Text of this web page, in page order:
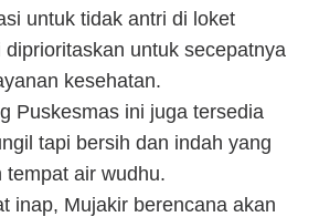
untuk tidak antri di loket
untuk secepatnya
kesehatan.
Puskesmas ini juga tersedia
tapi bersih dan indah yang
air wudhu.
inap, Mujakir berencana akan